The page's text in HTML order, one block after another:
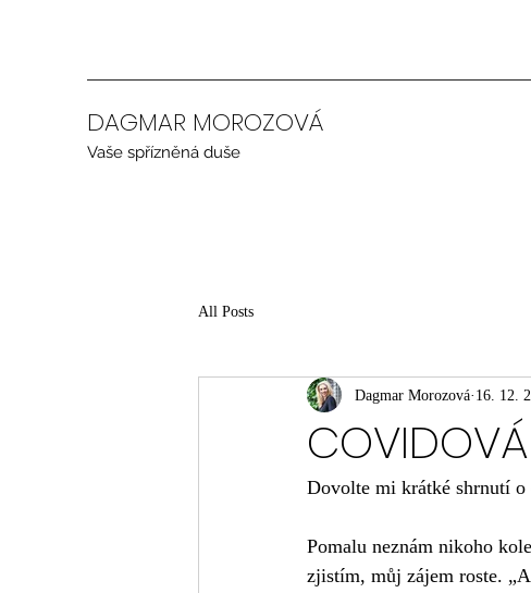
DAGMAR MOROZOVÁ
Vaše spřízněná duše
All Posts
Dagmar Morozová 16. 12.
Dovolte mi krátké shrnutí
Pomalu neznám nikoho
zjistím, můj zájem roste.